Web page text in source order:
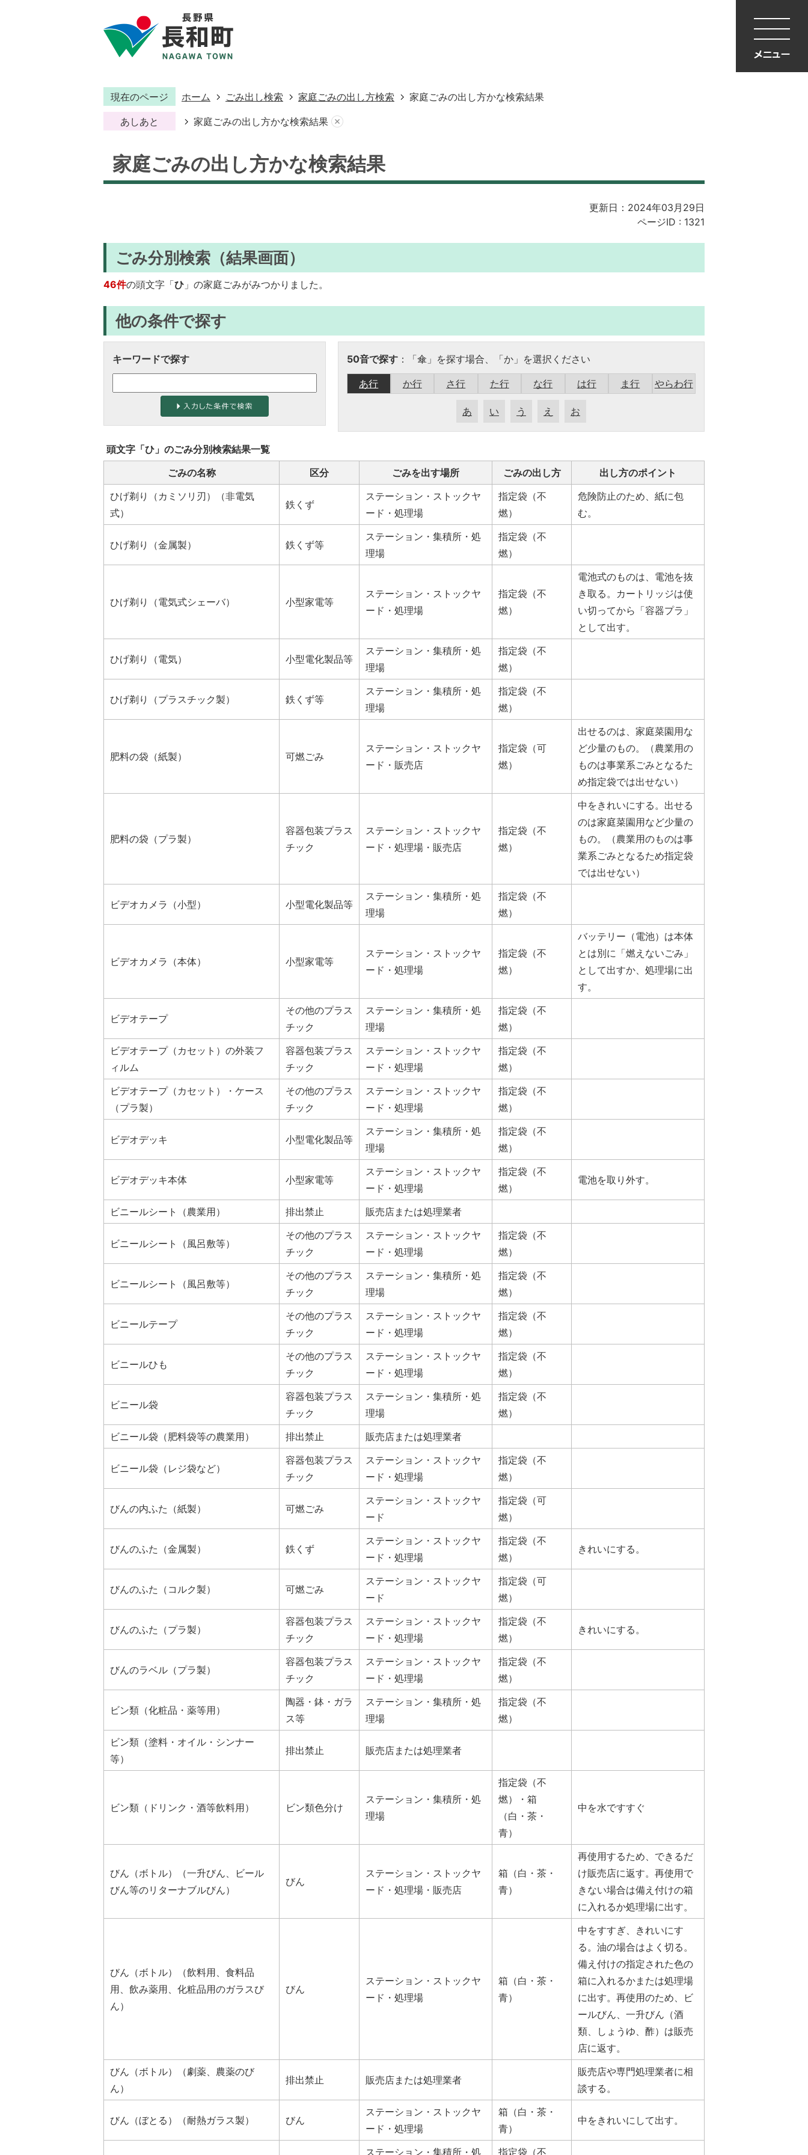
現在のページ ホーム ごみ出し検索 家庭ごみの出し方検索 家庭ごみの出し方かな検索結果
あしあと 家庭ごみの出し方かな検索結果
家庭ごみの出し方かな検索結果
更新日：2024年03月29日
ページID : 1321
ごみ分別検索 （結果画面）
46件の頭文字「ひ 」の家庭ごみがみつかりました。
他の条件で探す
キーワードで探す 50音で探す ：「傘」を探す場合、「か」を選択ください
あ行 か行 さ行 た行 な行 は行 ま行 やらわ行
あ い う え お
頭文字「ひ 」のごみ分別検索結果一覧
ごみの名称
区分 ごみを出す場所 ごみの出し方
出し方のポイント
ひげ剃り（カミソリ刃）（非電気
式）
鉄くず
ステーション・ストックヤ
ード・処理場
指定袋（不
燃）
危険防止のため、紙に包
む。
ひげ剃り（金属製） 鉄くず等
ステーション・集積所・処
理場
指定袋（不
燃）
ひげ剃り（電気式シェーバ） 小型家電等
ステーション・ストックヤ
ード・処理場
指定袋（不
燃）
電池式のものは、電池を抜
き取る。カートリッジは使
い切ってから「容器プラ」
として出す。
ひげ剃り（電気） 小型電化製品等
ステーション・集積所・処
理場
指定袋（不
燃）
ひげ剃り（プラスチック製） 鉄くず等
ステーション・集積所・処
理場
指定袋（不
燃）
肥料の袋（紙製） 可燃ごみ
ステーション・ストックヤ
ード・販売店
指定袋（可
燃）
出せるのは、家庭菜園用な
ど少量のもの。（農業用の
ものは事業系ごみとなるた
め指定袋では出せない）
肥料の袋（プラ製）
容器包装プラス
チック
ステーション・ストックヤ
ード・処理場・販売店
指定袋（不
燃）
中をきれいにする。出せる
のは家庭菜園用など少量の
もの。（農業用のものは事
業系ごみとなるため指定袋
では出せない）
ビデオカメラ（小型） 小型電化製品等
ステーション・集積所・処
理場
指定袋（不
燃）
ビデオカメラ（本体） 小型家電等
ステーション・ストックヤ
ード・処理場
指定袋（不
燃）
バッテリー（電池）は本体
とは別に「燃えないごみ」
として出すか、処理場に出
す。
ビデオテープ
その他のプラス
チック
ステーション・集積所・処
理場
指定袋（不
燃）
ビデオテープ（カセット）の外装フ
ィルム
容器包装プラス
チック
ステーション・ストックヤ
ード・処理場
指定袋（不
燃）
ビデオテープ（カセット）・ケース
（プラ製）
その他のプラス
チック
ステーション・ストックヤ
ード・処理場
指定袋（不
燃）
ビデオデッキ 小型電化製品等
ステーション・集積所・処
理場
指定袋（不
燃）
ビデオデッキ本体 小型家電等
ステーション・ストックヤ
ード・処理場
指定袋（不
燃）
電池を取り外す。
ビニールシート（農業用） 排出禁止 販売店または処理業者
ビニールシート（風呂敷等）
その他のプラス
チック
ステーション・ストックヤ
ード・処理場
指定袋（不
燃）
ビニールシート（風呂敷等）
その他のプラス
チック
ステーション・集積所・処
理場
指定袋（不
燃）
ビニールテープ
その他のプラス
チック
ステーション・ストックヤ
ード・処理場
指定袋（不
燃）
ビニールひも
その他のプラス
チック
ステーション・ストックヤ
ード・処理場
指定袋（不
燃）
ビニール袋
容器包装プラス
チック
ステーション・集積所・処
理場
指定袋（不
燃）
ビニール袋（肥料袋等の農業用）
排出禁止 販売店または処理業者
ビニール袋（レジ袋など）
容器包装プラス
チック
ステーション・ストックヤ
ード・処理場
指定袋（不
燃）
びんの内ふた（紙製） 可燃ごみ
ステーション・ストックヤ
ード
指定袋（可
燃）
びんのふた（金属製） 鉄くず
ステーション・ストックヤ
ード・処理場
指定袋（不
燃）
きれいにする。
びんのふた（コルク製） 可燃ごみ
ステーション・ストックヤ
ード
指定袋（可
燃）
びんのふた（プラ製）
容器包装プラス
チック
ステーション・ストックヤ
ード・処理場
指定袋（不
燃）
きれいにする。
びんのラベル（プラ製）
容器包装プラス
チック
ステーション・ストックヤ
ード・処理場
指定袋（不
燃）
ビン類（化粧品・薬等用）
陶器・鉢・ガラ
ス等
ステーション・集積所・処
理場
指定袋（不
燃）
ビン類（塗料・オイル・シンナー
等）
排出禁止 販売店または処理業者
ビン類（ドリンク・酒等飲料用） ビン類色分け
ステーション・集積所・処
理場
指定袋（不
燃）・箱
（白・茶・
青）
中を水ですすぐ
びん（ボトル）（一升びん、ビール
びん等のリターナブルびん）
びん
ステーション・ストックヤ
ード・処理場・販売店
箱（白・茶・
青）
再使用するため、できるだ
け販売店に返す。再使用で
きない場合は備え付けの箱
に入れるか処理場に出す。
びん（ボトル）（飲料用、食料品
用、飲み薬用、化粧品用のガラスび
ん）
びん
ステーション・ストックヤ
ード・処理場
箱（白・茶・
青）
中をすすぎ、きれいにす
る。油の場合はよく切る。
備え付けの指定された色の
箱に入れるかまたは処理場
に出す。再使用のため、ビ
ールびん、一升びん（酒
類、しょうゆ、酢）は販売
店に返す。
びん（ボトル）（劇薬、農薬のび
ん）
排出禁止 販売店または処理業者
販売店や専門処理業者に相
談する。
びん（ぼとる）（耐熱ガラス製） びん
ステーション・ストックヤ
ード・処理場
箱（白・茶・
青）
中をきれいにして出す。
ステーション・集積所・処 指定袋（不